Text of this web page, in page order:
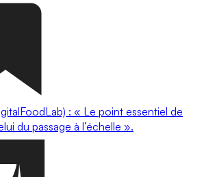
: « Le point essentiel de
du passage à l’échelle ».